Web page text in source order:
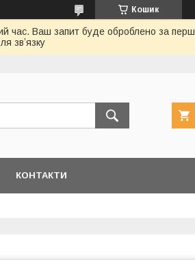
Кошик
час. Ваш запит буде оброблено за
звʼязку
КОНТАКТИ